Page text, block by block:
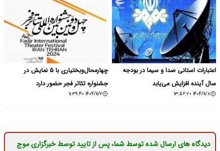
اعتبارات استانی صدا و سیما در بودجه
سال آینده افزایش می‌یابد
۱۴۰۴/۱۱/۸ ۱۳:۵۶:۲۰
چهارمحال‌وبختیاری با ۵ نمایش در
جشنواره تئاتر فجر حضور دارد
۱۴۰۴/۱۱/۲ ۱۱:۳۹:۴۰
دیدگاه های ارسال شده توسط شما، پس از تایید توسط خبرگزاری موج